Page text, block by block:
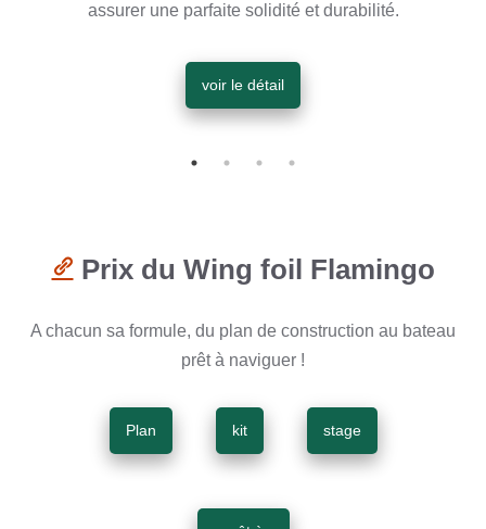
assurer une parfaite solidité et durabilité.
voir le détail
Prix du Wing foil Flamingo
A chacun sa formule, du plan de construction au bateau
prêt à naviguer !
Plan kit stage